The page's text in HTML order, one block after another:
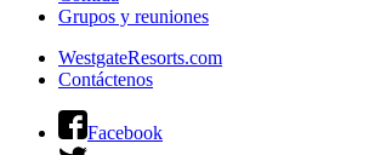
Grupos y reuniones
WestgateResorts.com
Contáctenos
Facebook